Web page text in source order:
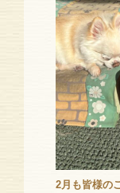
2月も皆様の